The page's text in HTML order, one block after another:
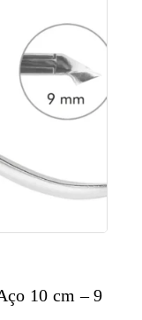
10 cm – 9